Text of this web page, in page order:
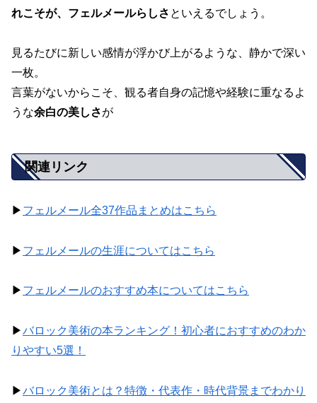
れこそが、フェルメールらしさ といえるでしょう。
見るたびに新しい感情が浮かび上がるような、静かで深い
一枚。
言葉がないからこそ、観る者自身の記憶や経験に重なるよ
うな余白の美しさが
関連リンク
▶ フェルメール全37作品まとめはこちら
▶ フェルメールの生涯についてはこちら
▶ フェルメールのおすすめ本についてはこちら
▶バロック美術の本ランキング！初心者におすすめのわか
りやすい5選！
▶バロック美術とは？特徴・代表作・時代背景までわかり